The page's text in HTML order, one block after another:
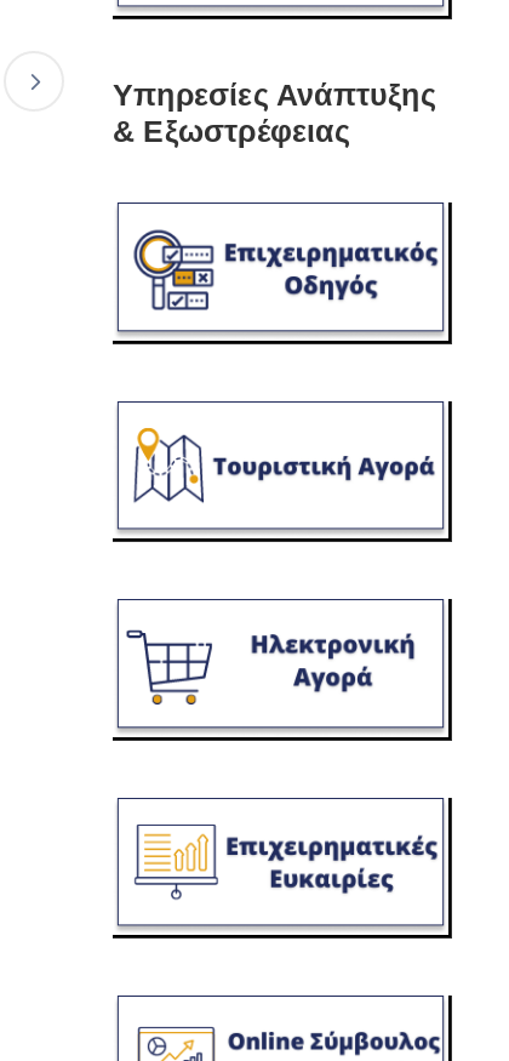
Υπηρεσίες Ανάπτυξης
& Εξωστρέφειας